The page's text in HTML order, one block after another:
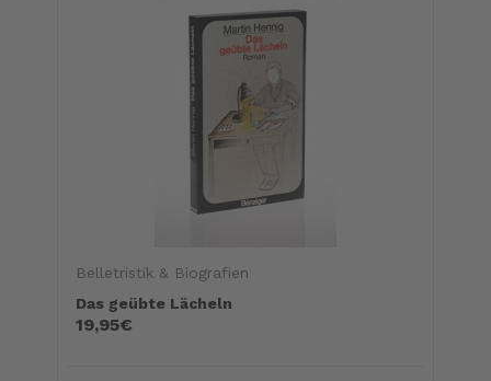
Belletristik & Biografien
Das geübte Lächeln
19,95€